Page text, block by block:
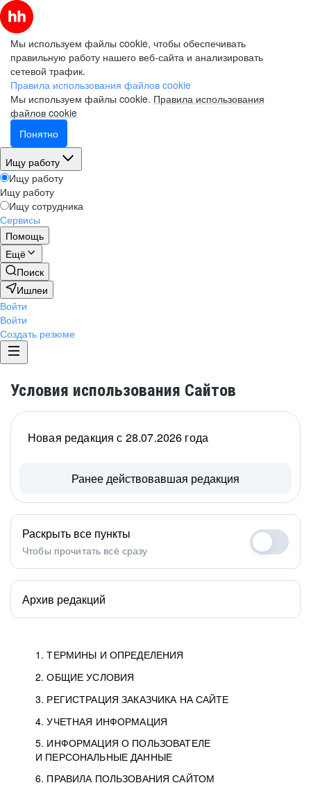
Мы используем файлы cookie, чтобы обеспечивать
правильную работу нашего веб-сайта и анализировать
сетевой трафик.
Правила использования файлов cookie
Мы используем файлы cookie. Правила использования
файлов cookie
Понятно
Ищу работу
Ищу работу
Ищу работу
Ищу сотрудника
Сервисы
Помощь
Ещё
Поиск
Ишлеи
Войти
Войти
Создать резюме
Условия использования Сайтов
1. ТЕРМИНЫ И ОПРЕДЕЛЕНИЯ
2. ОБЩИЕ УСЛОВИЯ
3. РЕГИСТРАЦИЯ ЗАКАЗЧИКА НА САЙТЕ
4. УЧЕТНАЯ ИНФОРМАЦИЯ
5. ИНФОРМАЦИЯ О ПОЛЬЗОВАТЕЛЕ
И ПЕРСОНАЛЬНЫЕ ДАННЫЕ
6. ПРАВИЛА ПОЛЬЗОВАНИЯ САЙТОМ
Новая редакция с 28.07.2026 года
Ранее действовавшая редакция
Раскрыть все пункты
Чтобы прочитать всё сразу
Архив редакций